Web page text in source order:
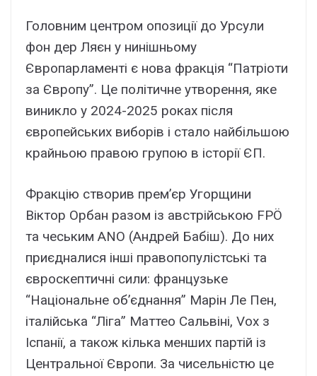
Головним центром опозиції до Урсули
фон дер Ляєн у нинішньому
Європарламенті є нова фракція “Патріоти
за Європу”. Це політичне утворення, яке
виникло у 2024-2025 роках після
європейських виборів і стало найбільшою
крайньою правою групою в історії ЄП.
Фракцію створив прем’єр Угорщини
Віктор Орбан разом із австрійською FPÖ
та чеським ANO (Андрей Бабіш). До них
приєдналися інші правопопулістські та
євроскептичні сили: французьке
“Національне об’єднання” Марін Ле Пен,
італійська “Ліга” Маттео Сальвіні, Vox з
Іспанії, а також кілька менших партій із
Центральної Європи. За чисельністю це